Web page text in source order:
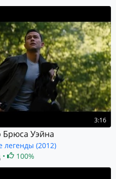
3:16
Брюса Уэйна
(2012)
100%